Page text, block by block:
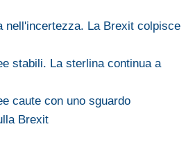
nell'incertezza. La Brexit colpisce
stabili. La sterlina continua a
caute con uno sguardo
Brexit